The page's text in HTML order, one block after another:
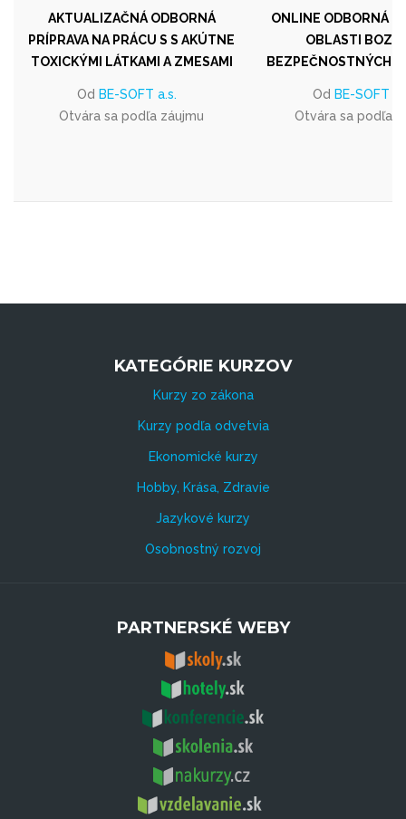
AKTUALIZAČNÁ ODBORNÁ
PRÍPRAVA NA PRÁCU S S AKÚTNE
TOXICKÝMI LÁTKAMI A ZMESAMI
Od BE-SOFT a.s.
Otvára sa podľa záujmu
ONLINE ODBORNÁ
OBLASTI BOZP
BEZPEČNOSTNÝCH
Od BE-SOFT
Otvára sa podľa
KATEGÓRIE KURZOV
Kurzy zo zákona
Kurzy podľa odvetvia
Ekonomické kurzy
Hobby, Krása, Zdravie
Jazykové kurzy
Osobnostný rozvoj
PARTNERSKÉ WEBY